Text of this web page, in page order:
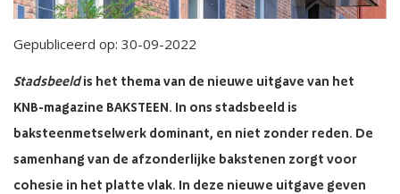
Gepubliceerd op: 30-09-2022
Stadsbeeldis het thema van de nieuwe uitgave van het
KNB-magazine BAKSTEEN. In ons stadsbeeld is
baksteenmetselwerk dominant, en niet zonder reden. De
samenhang van de afzonderlijke bakstenen zorgt voor
cohesie in het platte vlak. In deze nieuwe uitgave geven